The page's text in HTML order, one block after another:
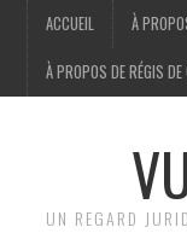
ACCUEIL À
À PROPOS DE RÉGIS
UN REGARD